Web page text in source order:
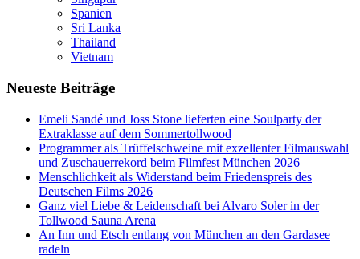
Spanien
Sri Lanka
Thailand
Vietnam
Neueste Beiträge
Emeli Sandé und Joss Stone lieferten eine Soulparty der
Extraklasse auf dem Sommertollwood
Programmer als Trüffelschweine mit exzellenter Filmauswahl
und Zuschauerrekord beim Filmfest München 2026
Menschlichkeit als Widerstand beim Friedenspreis des
Deutschen Films 2026
Ganz viel Liebe & Leidenschaft bei Alvaro Soler in der
Tollwood Sauna Arena
An Inn und Etsch entlang von München an den Gardasee
radeln